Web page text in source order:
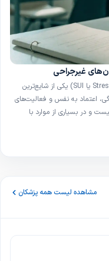
غیرجراحی
بی‌اختیاری ادرار استرسی (Stress Urinary Incontinence یا SUI) یکی از شایع‌ترین
اعتماد به نفس و فعالیت‌های
و در بسیاری از موارد با
با تعریف، علل و […]
مشاهده لیست همه پزشکان